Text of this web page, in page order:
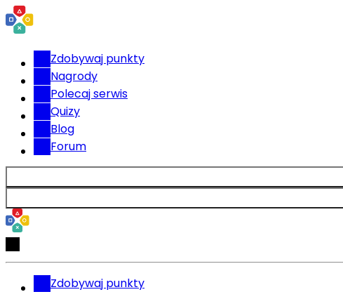
Zdobywaj punkty
Nagrody
Polecaj serwis
Quizy
Blog
Forum
Zdobywaj punkty